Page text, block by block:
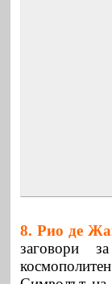
8. Рио де
заговори